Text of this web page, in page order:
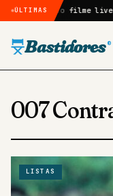
ÚLTIMAS no filme live-
Bastidores ®
007
LISTAS